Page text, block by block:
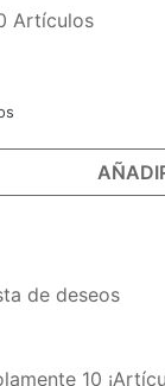
Artículos
de deseos
10